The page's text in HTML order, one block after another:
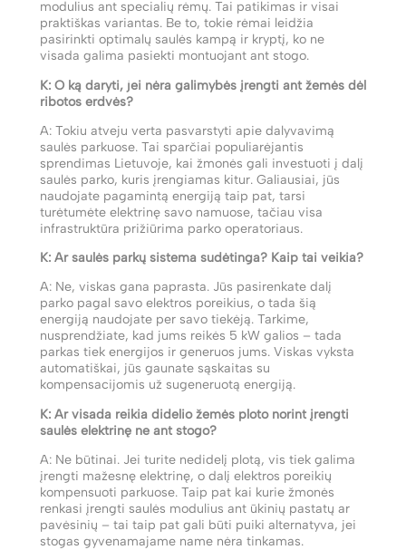
modulius ant specialių rėmų. Tai patikimas ir visai
praktiškas variantas. Be to, tokie rėmai leidžia
pasirinkti optimalų saulės kampą ir kryptį, ko ne
visada galima pasiekti montuojant ant stogo.
K: O ką daryti, jei nėra galimybės įrengti ant žemės dėl
ribotos erdvės?
A: Tokiu atveju verta pasvarstyti apie dalyvavimą
saulės parkuose. Tai sparčiai populiarėjantis
sprendimas Lietuvoje, kai žmonės gali investuoti į dalį
saulės parko, kuris įrengiamas kitur. Galiausiai, jūs
naudojate pagamintą energiją taip pat, tarsi
turėtumėte elektrinę savo namuose, tačiau visa
infrastruktūra prižiūrima parko operatoriaus.
K: Ar saulės parkų sistema sudėtinga? Kaip tai veikia?
A: Ne, viskas gana paprasta. Jūs pasirenkate dalį
parko pagal savo elektros poreikius, o tada šią
energiją naudojate per savo tiekėją. Tarkime,
nusprendžiate, kad jums reikės 5 kW galios – tada
parkas tiek energijos ir generuos jums. Viskas vyksta
automatiškai, jūs gaunate sąskaitas su
kompensacijomis už sugeneruotą energiją.
K: Ar visada reikia didelio žemės ploto norint įrengti
saulės elektrinę ne ant stogo?
A: Ne būtinai. Jei turite nedidelį plotą, vis tiek galima
įrengti mažesnę elektrinę, o dalį elektros poreikių
kompensuoti parkuose. Taip pat kai kurie žmonės
renkasi įrengti saulės modulius ant ūkinių pastatų ar
pavėsinių – tai taip pat gali būti puiki alternatyva, jei
stogas gyvenamajame name nėra tinkamas.